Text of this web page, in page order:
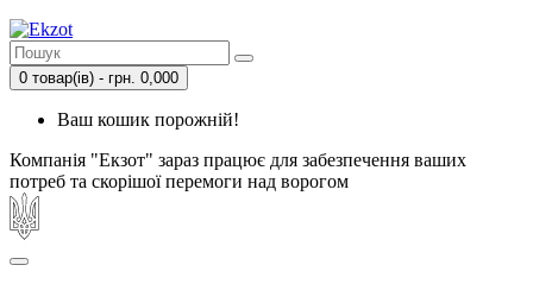
0 товар(ів) - грн. 0,000
Ваш кошик порожній!
Компанія "Екзот" зараз працює для забезпечення ваших
потреб та скорішої перемоги над ворогом